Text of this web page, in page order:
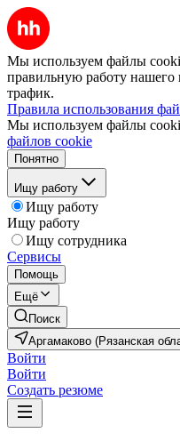
Мы используем файлы
правильную работу нашего
трафик.
Правила использования
Мы используем файлы
файлов cookie
Понятно
Ищу работу
Ищу работу
Ищу работу
Ищу сотрудника
Сервисы
Помощь
Ещё
Поиск
Аргамаково (Рязанская
Войти
Войти
Создать резюме